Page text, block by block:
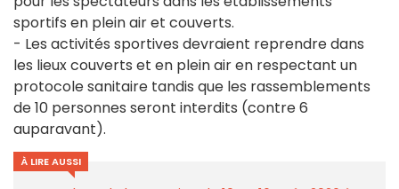
sportifs en plein air et couverts.
- Les activités sportives devraient reprendre dans
les lieux couverts et en plein air en respectant un
protocole sanitaire tandis que les rassemblements
de 10 personnes seront interdits (contre 6
auparavant).
À LIRE AUSSI